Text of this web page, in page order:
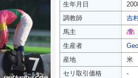
生年月日
調教師
吉
馬主
生産者
産地
米
セリ取引価格
-